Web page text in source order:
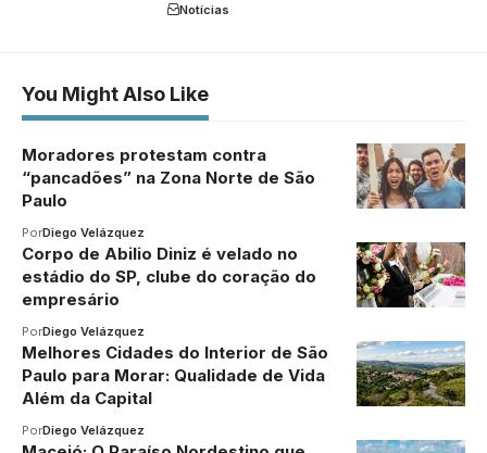
Notícias
You Might Also Like
Moradores protestam contra
“pancadões” na Zona Norte de São
Paulo
PorDiego Velázquez
Corpo de Abilio Diniz é velado no
estádio do SP, clube do coração do
empresário
PorDiego Velázquez
Melhores Cidades do Interior de São
Paulo para Morar: Qualidade de Vida
Além da Capital
PorDiego Velázquez